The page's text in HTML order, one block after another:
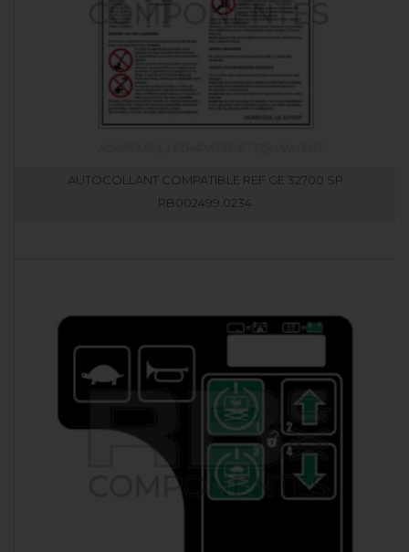
AUTOCOLLANT COMPATIBLE REF GE 32700 SP
RB002499.0234